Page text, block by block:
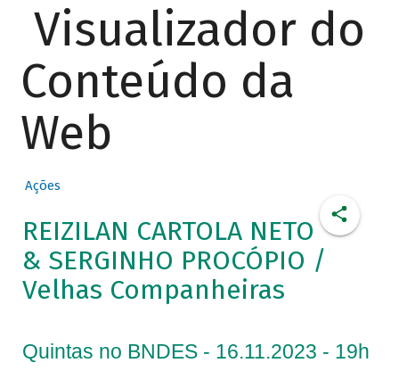
Visualizador do
Conteúdo da
Web
Ações
REIZILAN CARTOLA NETO
& SERGINHO PROCÓPIO /
Velhas Companheiras
Quintas no BNDES - 16.11.2023 - 19h